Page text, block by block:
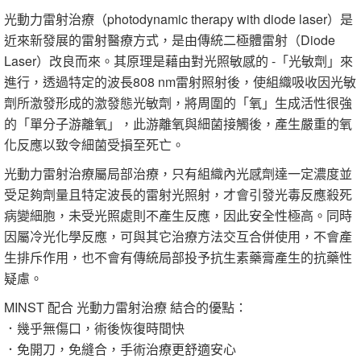
光動力雷射治療（photodynamic therapy with diode laser）是
近來新發展的雷射醫療方式，是由傳統二極體雷射（Diode
Laser）改良而來。其原理是藉由對光照敏感的 -「光敏劑」來
進行，透過特定的波長808 nm雷射照射後，使組織吸收因光敏
劑所激發形成的激發態光敏劑，將周圍的「氧」生成活性很強
的「單分子游離氧」，此游離氧與細菌接觸後，產生嚴重的氧
化反應以致令細菌受損至死亡。
光動力雷射治療屬局部治療，只有組織內光感劑達一定濃度並
受足夠劑量且特定波長的雷射光照射，才會引發光毒反應殺死
病變細胞，未受光照處則不產生反應，因此安全性極高。同時
因屬冷光化學反應，可與其它治療方法交互合併使用，不會產
生排斥作用，也不會有傳統局部投予抗生素藥膏產生的抗藥性
疑慮。
MINST 配合 光動力雷射治療 結合的優點：
．幾乎無傷口，術後恢復時間快
．免開刀，免縫合，手術治療更舒適安心